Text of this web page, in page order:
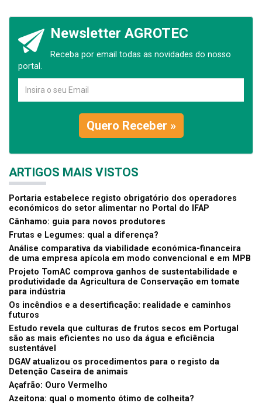
Newsletter AGROTEC
Receba por email todas as novidades do nosso
portal.
Quero Receber »
ARTIGOS MAIS VISTOS
Portaria estabelece registo obrigatório dos operadores
económicos do setor alimentar no Portal do IFAP
Cânhamo: guia para novos produtores
Frutas e Legumes: qual a diferença?
Análise comparativa da viabilidade económica-financeira
de uma empresa apícola em modo convencional e em MPB
Projeto TomAC comprova ganhos de sustentabilidade e
produtividade da Agricultura de Conservação em tomate
para indústria
Os incêndios e a desertificação: realidade e caminhos
futuros
Estudo revela que culturas de frutos secos em Portugal
são as mais eficientes no uso da água e eficiência
sustentável
DGAV atualizou os procedimentos para o registo da
Detenção Caseira de animais
Açafrão: Ouro Vermelho
Azeitona: qual o momento ótimo de colheita?